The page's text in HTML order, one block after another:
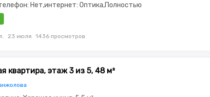
Нет,интернет: Оптика,Полностью
меблирована,паркинг:
замок,Пластиковые
кухня,Новая сантехника,Тихий
23 июля 1436 просмотров
квартира, этаж 3 из 5, 48 м²